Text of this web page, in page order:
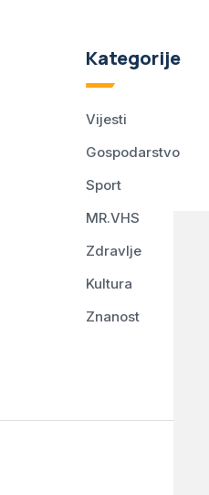
Kategorije
Vijesti
Gospodarstvo
Sport
MR.VHS
Zdravlje
Kultura
Znanost